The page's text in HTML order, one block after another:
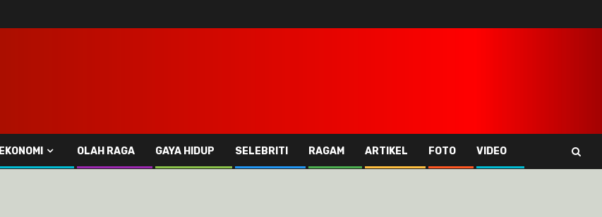
EKONOMI OLAH RAGA GAYA HIDUP SELEBRITI RAGAM ARTIKEL FOTO VIDEO